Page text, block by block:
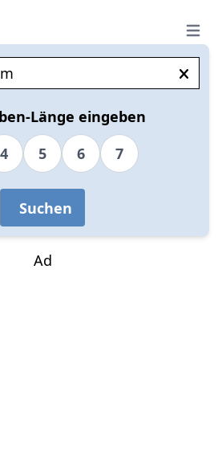
Open
Länge eingeben
4 5 6 7
Suchen
Ad